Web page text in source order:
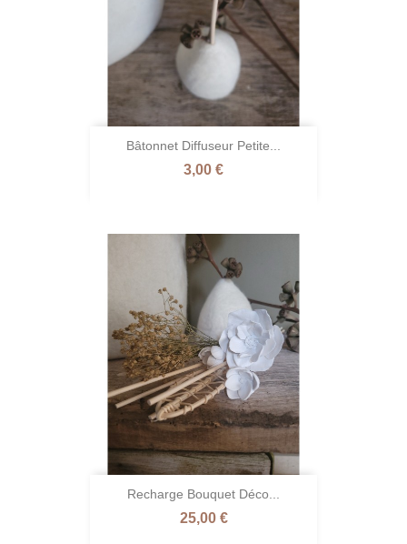
Bâtonnet Diffuseur Petite...
Prix
3,00 €
Recharge Bouquet Déco...
Prix
25,00 €